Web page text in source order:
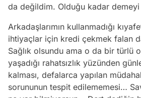
da değildim. Olduğu kadar
Arkadaşlarımın kullanmadığı
ihtiyaçlar için kredi çekmek falan
Sağlık olsundu ama o da bir türlü
yaşadığı rahatsızlık yüzünden
kalması, defalarca yapılan
sorununun tespit edilememesi…